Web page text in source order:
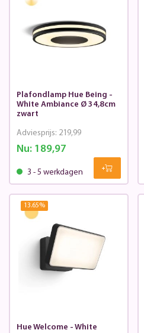
Plafondlamp Hue Being -
White Ambiance Ø 34,8cm
zwart
Nu:189,97
Adviesprijs: 219,99
3 - 5 werkdagen
13.65%
Hue Welcome - White